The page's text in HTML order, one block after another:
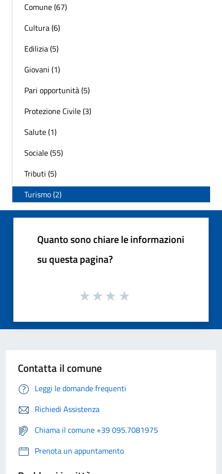
Comune (67)
Cultura (6)
Edilizia (5)
Giovani (1)
Pari opportunità (5)
Protezione Civile (3)
Salute (1)
Sociale (55)
Tributi (5)
Turismo (2)
Quanto sono chiare le informazioni
su questa pagina?
Contatta il comune
Leggi le domande frequenti
Richiedi Assistenza
Chiama il comune +39 095.7081975
Prenota un appuntamento